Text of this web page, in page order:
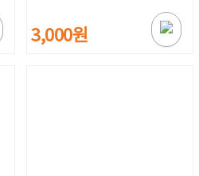
3,000원